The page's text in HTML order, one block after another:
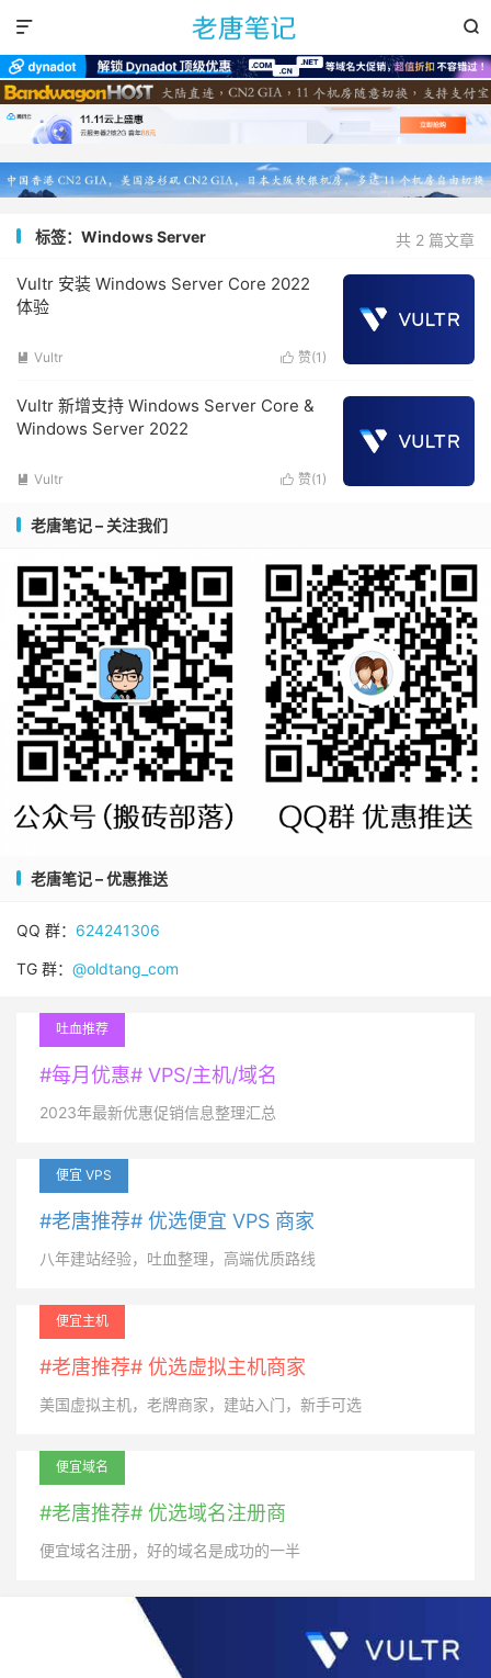


共 2 篇文章
标签：Windows Server
Vultr 安装 Windows Server Core 2022
体验
 赞(1 )
 Vultr
Vultr 新增支持 Windows Server Core &
Windows Server 2022
 赞(1 )
 Vultr
老唐笔记 – 关注我们
老唐笔记 – 优惠推送
QQ 群： 624241306
TG 群： @oldtang_com
吐血推荐
#每月优惠# VPS/主机/域名
2023年最新优惠促销信息整理汇总
便宜 VPS
#老唐推荐# 优选便宜 VPS 商家
八年建站经验，吐血整理，高端优质路线
便宜主机
#老唐推荐# 优选虚拟主机商家
美国虚拟主机，老牌商家，建站入门，新手可选
便宜域名
#老唐推荐# 优选域名注册商
便宜域名注册，好的域名是成功的一半